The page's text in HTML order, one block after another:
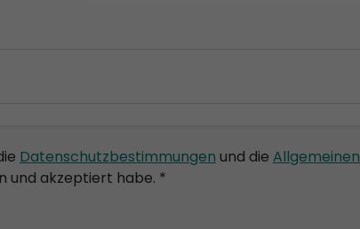
Datenschutzbestimmungen und die Allgemeinen
und akzeptiert habe. *